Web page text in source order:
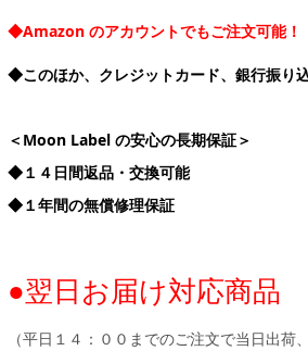
◆Amazon のアカウントでもご注文可能！
◆このほか、クレジットカード、銀行振り
＜Moon Label の安心の長期保証＞
◆１４日間返品・交換可能
◆１年間の無償修理保証
●翌日お届け対応商品
（平日１４：００までのご注文で当日出荷